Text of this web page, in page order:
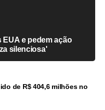
e pedem ação
silenciosa'
de R$ 404,6 milhões no